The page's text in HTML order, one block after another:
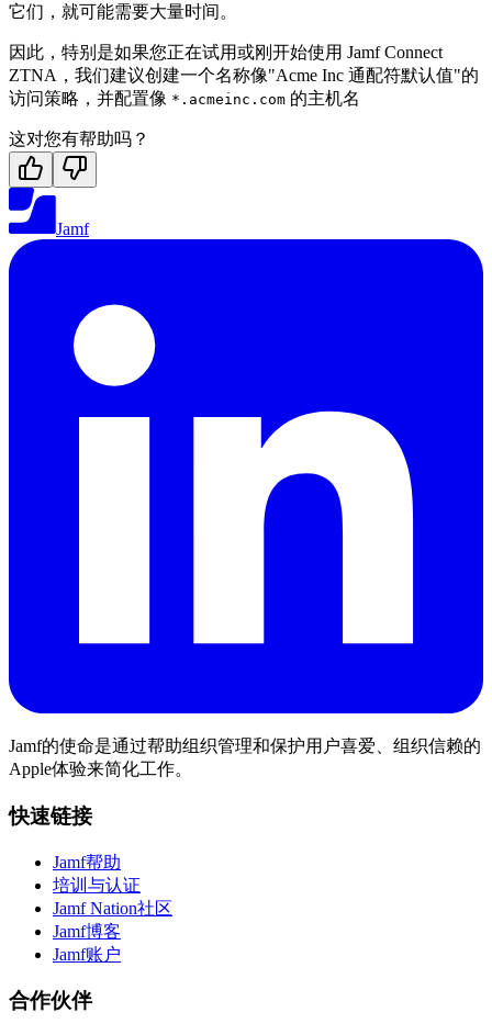
它们，就可能需要大量时间。
因此，特别是如果您正在试用或刚开始使用 Jamf Connect
ZTNA，我们建议创建一个名称像"Acme Inc 通配符默认值"的
访问策略，并配置像 *.acmeinc.com 的主机名
这对您有帮助吗？
Jamf
Jamf的使命是通过帮助组织管理和保护用户喜爱、组织信赖的
Apple体验来简化工作。
快速链接
Jamf帮助
培训与认证
Jamf Nation社区
Jamf博客
Jamf账户
合作伙伴